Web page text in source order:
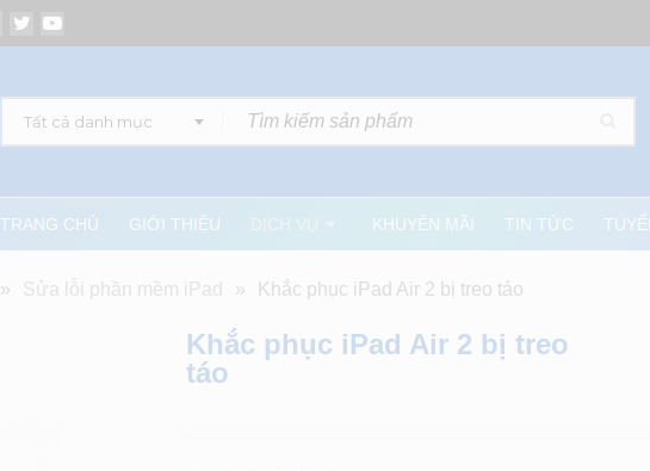
Tất cả danh mục
TRANG CHỦ GIỚI THIỆU DỊCH VỤ KHUYẾN MÃI TIN TỨC
» Sửa lỗi phần mềm iPad » Khắc phục iPad Air 2 bị treo táo
Khắc phục iPad Air 2 bị treo
táo